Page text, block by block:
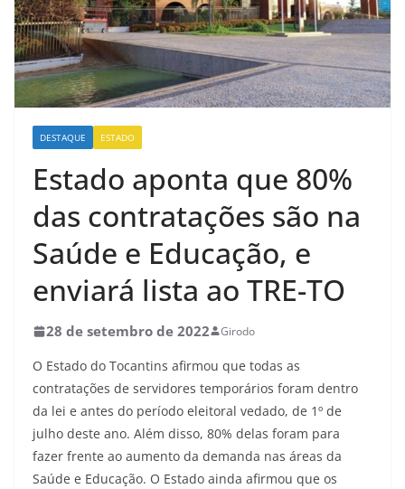
DESTAQUE ESTADO
Estado aponta que 80%
das contratações são na
Saúde e Educação, e
enviará lista ao TRE-TO
28 de setembro de 2022 Girodo
O Estado do Tocantins afirmou que todas as
contratações de servidores temporários foram dentro
da lei e antes do período eleitoral vedado, de 1º de
julho deste ano. Além disso, 80% delas foram para
fazer frente ao aumento da demanda nas áreas da
Saúde e Educação. O Estado ainda afirmou que os